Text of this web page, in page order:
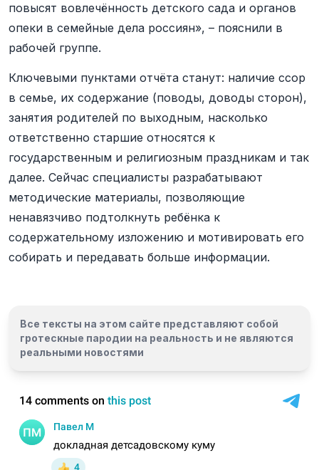
повысят вовлечённость детского сада и органов
опеки в семейные дела россиян», – пояснили в
рабочей группе.
Ключевыми пунктами отчёта станут: наличие ссор
в семье, их содержание (поводы, доводы сторон),
занятия родителей по выходным, насколько
ответственно старшие относятся к
государственным и религиозным праздникам и так
далее. Сейчас специалисты разрабатывают
методические материалы, позволяющие
ненавязчиво подтолкнуть ребёнка к
содержательному изложению и мотивировать его
собирать и передавать больше информации.
Все тексты на этом сайте представляют собой
гротескные пародии на реальность и не являются
реальными новостями